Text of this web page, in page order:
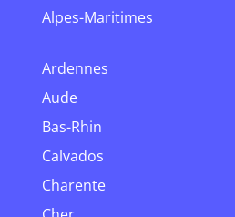
Alpes-Maritimes
Ardennes
Aude
Bas-Rhin
Calvados
Charente